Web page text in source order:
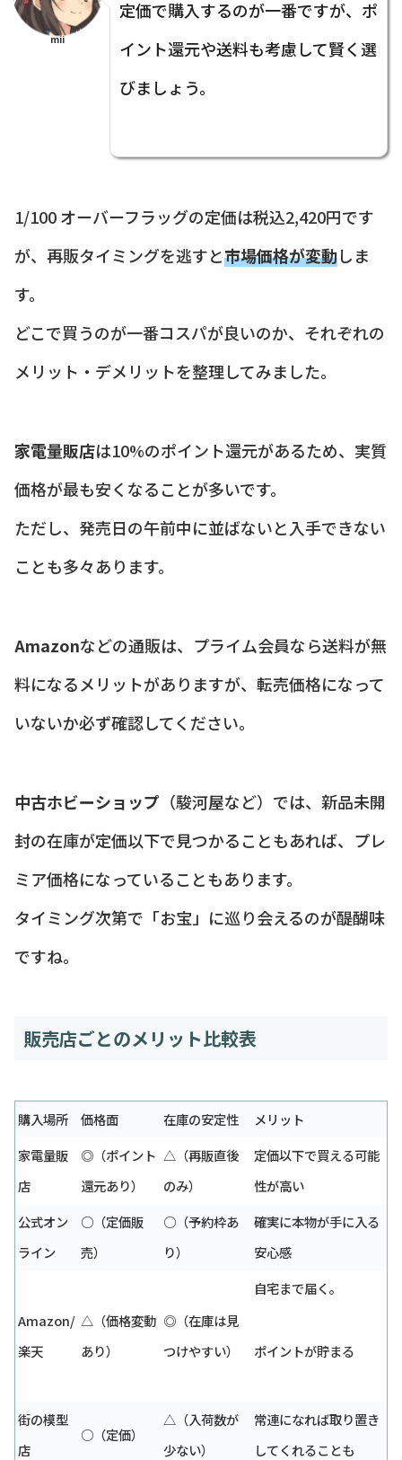
mii
定価で購入するのが一番ですが、ポ
イント還元や送料も考慮して賢く選
びましょう。
1/100 オーバーフラッグの定価は税込2,420円です
が、再販タイミングを逃すと市場価格が変動しま
す。
どこで買うのが一番コスパが良いのか、それぞれの
メリット・デメリットを整理してみました。
家電量販店は10%のポイント還元があるため、実質
価格が最も安くなることが多いです。
ただし、発売日の午前中に並ばないと入手できない
ことも多々あります。
Amazonなどの通販は、プライム会員なら送料が無
料になるメリットがありますが、転売価格になって
いないか必ず確認してください。
中古ホビーショップ （駿河屋など）では、新品未開
封の在庫が定価以下で見つかることもあれば、プレ
ミア価格になっていることもあります。
タイミング次第で「お宝」に巡り会えるのが醍醐味
ですね。
販売店ごとのメリット比較表
購入場所 価格面 在庫の安定性
メリット
家電量販
店
◎（ポイント
還元あり）
△（再販直後
のみ）
定価以下で買える可能
性が高い
公式オン
ライン
○（定価販
売）
○（予約枠あ
り）
確実に本物が手に入る
安心感
Amazon/
楽天
△（価格変動
あり）
◎（在庫は見
つけやすい）
自宅まで届く。
ポイントが貯まる
街の模型
店
○（定価）
△（入荷数が
少ない）
常連になれば取り置き
してくれることも